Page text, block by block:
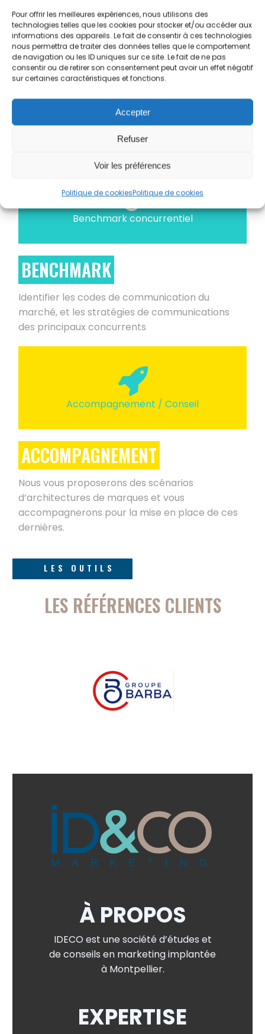
Pour offrir les meilleures expériences, nous utilisons des
technologies telles que les cookies pour stocker et/ou accéder aux
informations des appareils. Le fait de consentir à ces technologies
nous permettra de traiter des données telles que le comportement
de navigation ou les ID uniques sur ce site. Le fait de ne pas
consentir ou de retirer son consentement peut avoir un effet négatif
sur certaines caractéristiques et fonctions.
Accepter
Refuser
Voir les préférences
Politique de cookiesPolitique de cookies
Audit
AUDIT
Analyse de la stratégie marketing et écoute des
collaborateurs sur leurs missions et leurs
Benchmark concurrentiel
BENCHMARK
Identifier les codes de communication du
marché, et les stratégies de communications
des principaux concurrents
Accompagnement / Conseil
ACCOMPAGNEMENT
Nous vous proposerons des scénarios
d’architectures de marques et vous
accompagnerons pour la mise en place de ces
dernières.
LES OUTILS
LES RÉFÉRENCES CLIENTS
À PROPOS
IDECO est une société d’études et
de conseils en marketing implantée
à Montpellier.
EXPERTISE